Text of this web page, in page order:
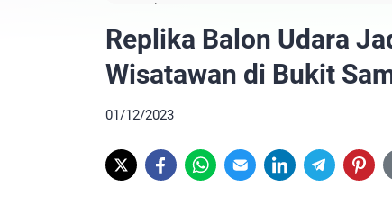
Samak
Replika Balon Udara
Wisatawan di Bukit
01/12/2023